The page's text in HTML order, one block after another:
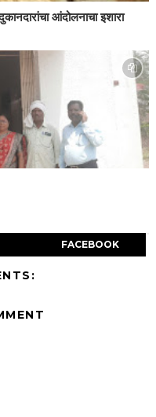
आंदोलनाचा इशारा
FACEBOOK